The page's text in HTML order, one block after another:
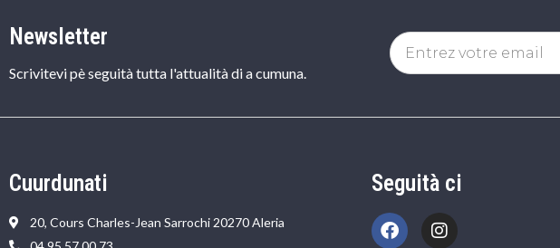
Newsletter
Scrivitevi pè seguità tutta l'attualità di a cumuna.
Cuurdunati
20, Cours Charles-Jean Sarrochi 20270 Aleria
Seguità ci